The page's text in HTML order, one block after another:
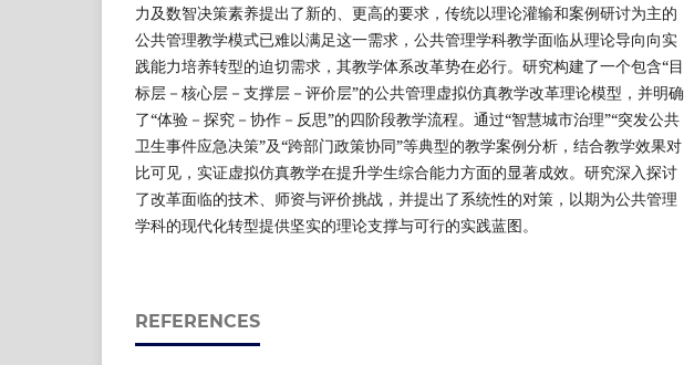
力及数智决策素养提出了新的、更高的要求，传统以理论灌输和案例研讨为主的
公共管理教学模式已难以满足这一需求，公共管理学科教学面临从理论导向向实
践能力培养转型的迫切需求，其教学体系改革势在必行。研究构建了一个包含“目
标层－核心层－支撑层－评价层”的公共管理虚拟仿真教学改革理论模型，并明确
了“体验－探究－协作－反思”的四阶段教学流程。通过“智慧城市治理”“突发公共
卫生事件应急决策”及“跨部门政策协同”等典型的教学案例分析，结合教学效果对
比可见，实证虚拟仿真教学在提升学生综合能力方面的显著成效。研究深入探讨
了改革面临的技术、师资与评价挑战，并提出了系统性的对策，以期为公共管理
学科的现代化转型提供坚实的理论支撑与可行的实践蓝图。
REFERENCES